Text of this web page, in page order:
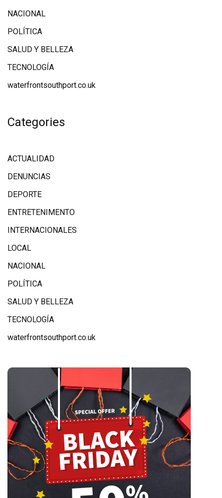
NACIONAL
POLÍTICA
SALUD Y BELLEZA
TECNOLOGÍA
waterfrontsouthport.co.uk
Categories
ACTUALIDAD
DENUNCIAS
DEPORTE
ENTRETENIMENTO
INTERNACIONALES
LOCAL
NACIONAL
POLÍTICA
SALUD Y BELLEZA
TECNOLOGÍA
waterfrontsouthport.co.uk